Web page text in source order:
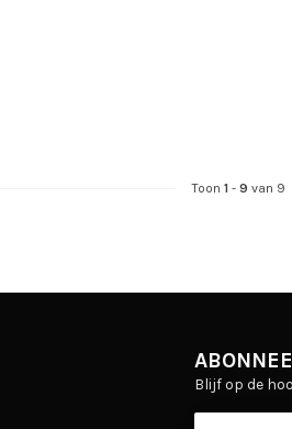
Toon 1- 9 van 9
Blijf op de